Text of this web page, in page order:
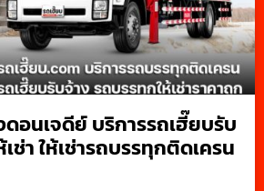
อนเจดีย์ บริการรถเฮี๊ยบรับ
ช่า ให้เช่ารถบรรทุกติดเครน